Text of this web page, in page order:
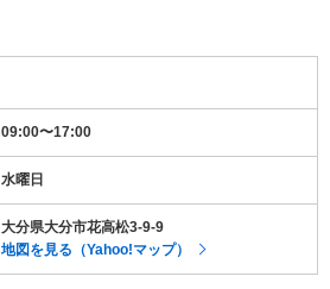
09:00〜17:00
水曜日
大分県大分市花高松3-9-9
地図を見る（Yahoo!マップ）